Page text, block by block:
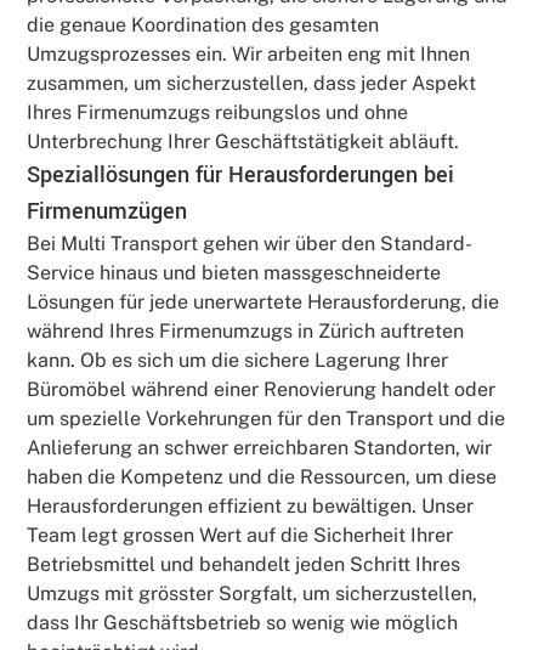
die genaue Koordination des gesamten
Umzugsprozesses ein. Wir arbeiten eng mit Ihnen
zusammen, um sicherzustellen, dass jeder Aspekt
Ihres Firmenumzugs reibungslos und ohne
Unterbrechung Ihrer Geschäftstätigkeit abläuft.
Speziallösungen für Herausforderungen bei
Firmenumzügen
Bei Multi Transport gehen wir über den Standard-
Service hinaus und bieten massgeschneiderte
Lösungen für jede unerwartete Herausforderung, die
während Ihres Firmenumzugs in Zürich auftreten
kann. Ob es sich um die sichere Lagerung Ihrer
Büromöbel während einer Renovierung handelt oder
um spezielle Vorkehrungen für den Transport und die
Anlieferung an schwer erreichbaren Standorten, wir
haben die Kompetenz und die Ressourcen, um diese
Herausforderungen effizient zu bewältigen. Unser
Team legt grossen Wert auf die Sicherheit Ihrer
Betriebsmittel und behandelt jeden Schritt Ihres
Umzugs mit grösster Sorgfalt, um sicherzustellen,
dass Ihr Geschäftsbetrieb so wenig wie möglich